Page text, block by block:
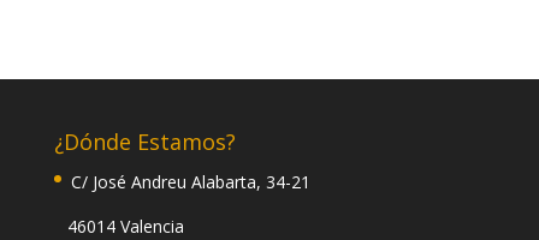
¿Dónde Estamos?
C/ José Andreu Alabarta, 34-21
46014 Valencia